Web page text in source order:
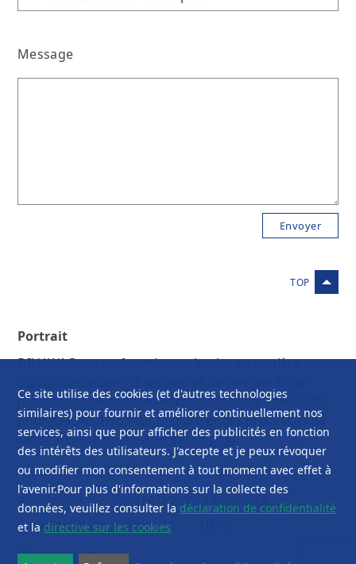
Message
Portrait
DIHAWAG est un fournisseur leader en matière
prestations de services et est donc votre spécialiste
pour des solutions sur mesure et des processus de
fabrication optimisés!En savoir plus
IMPRESSUM
PROTECTION DES DONNÉES
PLAN DU SITE
CONTACT
Ce site utilise des cookies (et d'autres technologies
similaires) pour fournir et améliorer continuellement nos
services, ainsi que pour afficher des publicités en fonction
des intérêts des utilisateurs. J'accepte et je peux révoquer
ou modifier mon consentement à tout moment avec effet à
l'avenir.Pour plus d'informations sur la collecte des
données, veuillez consulter la déclaration de confidentialité
et la directive sur les cookies